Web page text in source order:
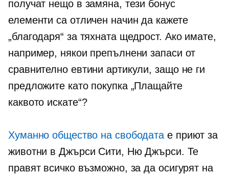
получат нещо в замяна, тези бонус
елементи са отличен начин да кажете
„благодаря“ за тяхната щедрост. Ако имате,
например, някои препълнени запаси от
сравнително евтини артикули, защо не ги
предложите като покупка „Плащайте
каквото искате“?
Хуманно общество на свободата е приют за
животни в Джърси Сити, Ню Джърси. Те
правят всичко възможно, за да осигурят на